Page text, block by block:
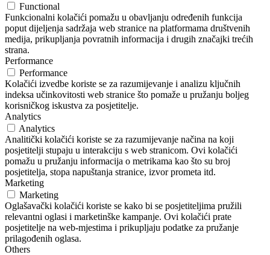
Functional
Funkcionalni kolačići pomažu u obavljanju određenih funkcija
poput dijeljenja sadržaja web stranice na platformama društvenih
medija, prikupljanja povratnih informacija i drugih značajki trećih
strana.
Performance
Performance
Kolačići izvedbe koriste se za razumijevanje i analizu ključnih
indeksa učinkovitosti web stranice što pomaže u pružanju boljeg
korisničkog iskustva za posjetitelje.
Analytics
Analytics
Analitički kolačići koriste se za razumijevanje načina na koji
posjetitelji stupaju u interakciju s web stranicom. Ovi kolačići
pomažu u pružanju informacija o metrikama kao što su broj
posjetitelja, stopa napuštanja stranice, izvor prometa itd.
Marketing
Marketing
Oglašavački kolačići koriste se kako bi se posjetiteljima pružili
relevantni oglasi i marketinške kampanje. Ovi kolačići prate
posjetitelje na web-mjestima i prikupljaju podatke za pružanje
prilagođenih oglasa.
Others